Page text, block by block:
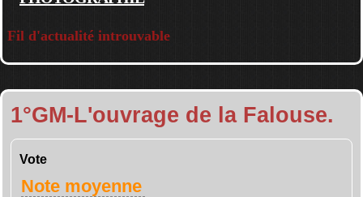
Fil d'actualité introuvable
1°GM-L'ouvrage de la Falouse.
Vote
Note moyenne